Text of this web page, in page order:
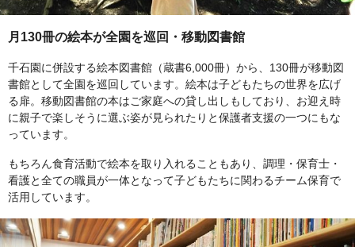
月130冊の絵本が全園を巡回・移動図書館
千石園に併設する絵本図書館（蔵書6,000冊）から、130冊が移動図
書館として全園を巡回しています。絵本は子どもたちの世界を広げ
る扉。移動図書館の本はご家庭への貸し出しもしており、お迎え時
に親子で楽しそうに選ぶ姿が見られたりと保護者支援の一つにもな
っています。
もちろん食育活動で絵本を取り入れることもあり、調理・保育士・
看護と全ての職員が一体となって子どもたちに関わるチーム保育で
活用しています。